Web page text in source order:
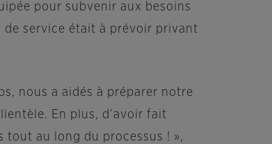
pour subvenir aux besoins
de service était à prévoir privant
nous a aidés à préparer notre
En plus, d’avoir fait
tout au long du processus ! »,